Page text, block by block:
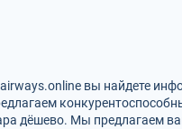
вы найдете
дёшево. Мы предлагаем